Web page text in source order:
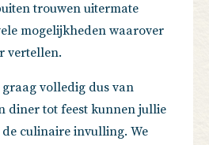
trouwen uitermate
mogelijkheden waarover
vertellen.
volledig dus van
diner tot feest kunnen jullie
culinaire invulling. We